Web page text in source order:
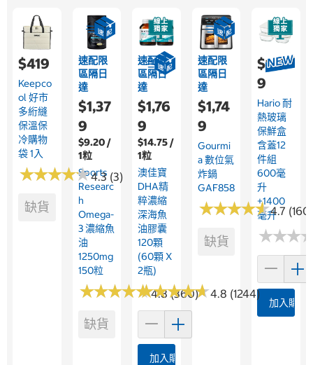
$419
Keepco
Ol 好市
多絎縫
保溫保
冷購物
袋 1入
★★★★★
★★★★★4.3 (3)
缺貨
速配限
區隔日
達
$1,37
9
$9.20 /
1粒
Sports
Researc
H
Omega-
3 濃縮魚
油
1250mg
150粒
★★★★★
★★★★★4.8 (360)
缺貨
速配限
區隔日
達
$1,76
9
$14.75 /
1粒
澳佳寶
DHA精
粹濃縮
深海魚
油膠囊
120顆
(60顆 X
2瓶)
★★★★★
★★★★★4.8 (1244)
加入購物車
速配限
區隔日
達
$1,74
9
Gourmi
A 數位氣
炸鍋
GAF858
★★★★★
★★★★★4.7 (160)
缺貨
$1,17
9
Hario 耐
熱玻璃
保鮮盒
含蓋12
件組
600毫
升
+1400
毫升
★★★
★★★
加入購物